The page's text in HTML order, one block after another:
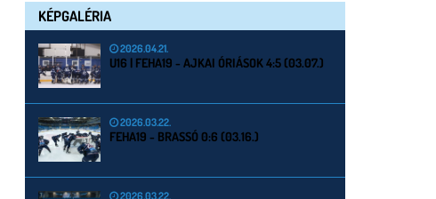
KÉPGALÉRIA
2026.04.21.
U16 | FEHA19 - AJKAI ÓRIÁSOK 4:5 (03.07.)
2026.03.22.
FEHA19 - BRASSÓ 0:6 (03.16.)
2026.03.22.